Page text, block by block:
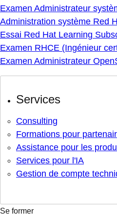
Examen Administrateur
Administration système Red
Essai Red Hat Learning
Examen RHCE (Ingénieur
Examen Administrateur
Services
Consulting
Formations pour
Assistance pour les
Services pour l'IA
Gestion de compte
Se former